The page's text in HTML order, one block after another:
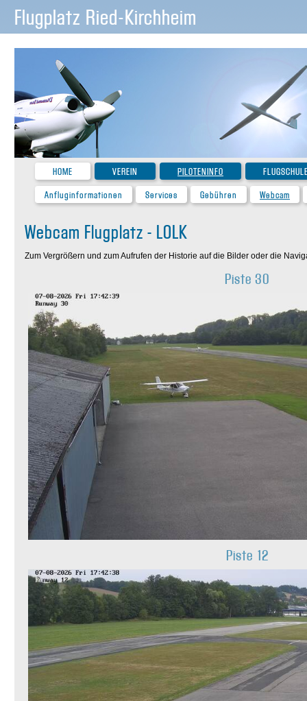
Flugplatz Ried-Kirchheim
HOME VEREIN PILOTENINFO
Anfluginformationen
Services Gebühren Webcam
Webcam Flugplatz - LOLK
Zum Vergrößern und zum Aufrufen der Historie auf die Bilder oder die
Piste 30
Piste 12